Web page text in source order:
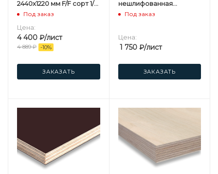
2440х1220 мм F/F сорт 1/1
березовая
Под заказ
Цена:
4 400 ₽/лист
4 889₽ -10%
ЗАКАЗАТЬ
нешлифованная
хвойная
Под заказ
Цена:
1 750₽/лист
ЗАКАЗАТЬ